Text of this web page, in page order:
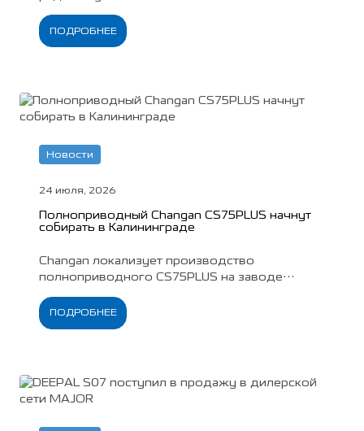
ПОДРОБНЕЕ
Новости
24 июля, 2026
Полноприводный Changan CS75PLUS начнут
собирать в Калининграде
Changan локализует производство
полноприводного CS75PLUS на заводе
снизить стоимость обеих комплектаций
кроссовера на 90 000 рублей.
ПОДРОБНЕЕ